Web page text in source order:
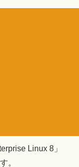
Linux 8」
。